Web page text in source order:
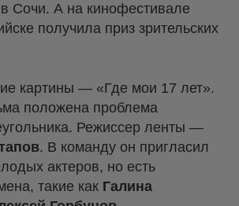
Сочи. А на кинофестивале
получила приз зрительских
картины — «Где мои 17 лет».
положена проблема
Режиссер ленты —
. В команду он пригласил
актеров, но есть
такие как Галина